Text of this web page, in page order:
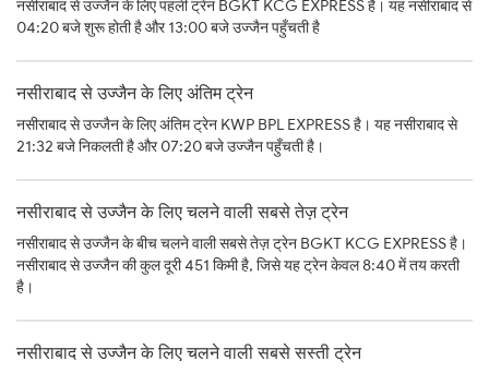
नसीराबाद से उज्जैन के लिए पहली ट्रेन BGKT KCG EXPRESS है। यह नसीराबाद से
04:20 बजे शुरू होती है और 13:00 बजे उज्जैन पहुँचती है
नसीराबाद से उज्जैन के लिए अंतिम ट्रेन
नसीराबाद से उज्जैन के लिए अंतिम ट्रेन KWP BPL EXPRESS है। यह नसीराबाद से
21:32 बजे निकलती है और 07:20 बजे उज्जैन पहुँचती है।
नसीराबाद से उज्जैन के लिए चलने वाली सबसे तेज़ ट्रेन
नसीराबाद से उज्जैन के बीच चलने वाली सबसे तेज़ ट्रेन BGKT KCG EXPRESS है।
नसीराबाद से उज्जैन की कुल दूरी 451 किमी है, जिसे यह ट्रेन केवल 8:40 में तय करती
है।
नसीराबाद से उज्जैन के लिए चलने वाली सबसे सस्ती ट्रेन